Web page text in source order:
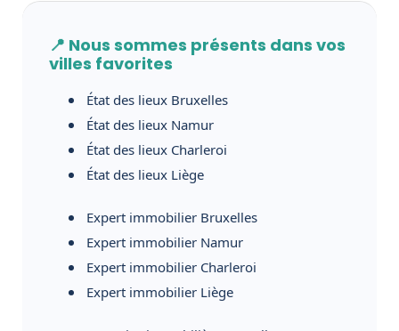
📍 Nous sommes présents dans vos
villes favorites
État des lieux Bruxelles
État des lieux Namur
État des lieux Charleroi
État des lieux Liège
Expert immobilier Bruxelles
Expert immobilier Namur
Expert immobilier Charleroi
Expert immobilier Liège